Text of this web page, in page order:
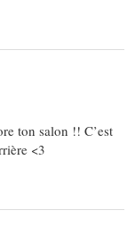
ton salon !! C’est
<3